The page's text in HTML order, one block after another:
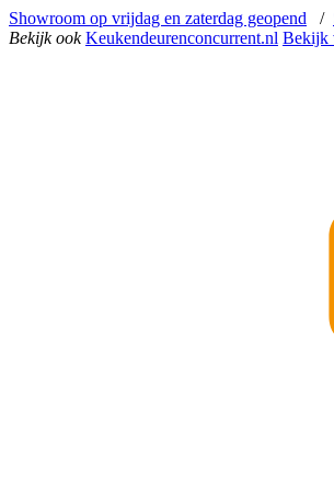
Showroom op vrijdag en zaterdag geopend /
Bekijk ook Keukendeurenconcurrent.nl Bekijk